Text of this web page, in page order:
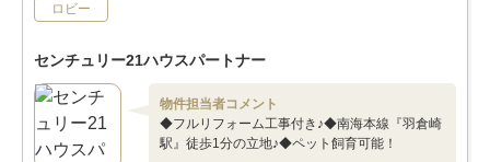
ロビー
センチュリー21ハウスパートナー
物件担当者コメント
◆フルリフォーム工事付き♪◆南海本線『羽倉崎
駅』徒歩1分の立地♪◆ペット飼育可能！